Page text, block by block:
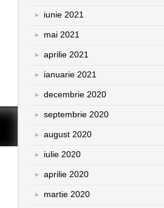
iunie 2021
mai 2021
aprilie 2021
ianuarie 2021
decembrie 2020
septembrie 2020
august 2020
iulie 2020
aprilie 2020
martie 2020